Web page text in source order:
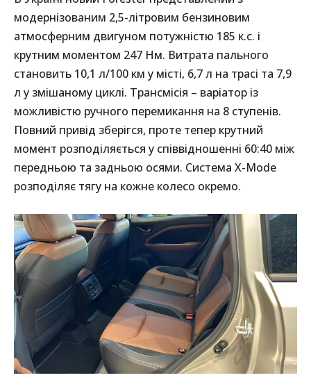
модернізованим 2,5-літровим бензиновим
атмосферним двигуном потужністю 185 к.с. і
крутним моментом 247 Нм. Витрата пального
становить 10,1 л/100 км у місті, 6,7 л на трасі та 7,9
л у змішаному циклі. Трансмісія – варіатор із
можливістю ручного перемикання на 8 ступенів.
Повний привід зберігся, проте тепер крутний
момент розподіляється у співвідношенні 60:40 між
передньою та задньою осями. Система X-Mode
розподіляє тягу на кожне колесо окремо.